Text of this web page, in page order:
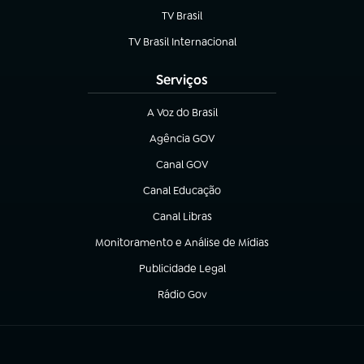
TV Brasil
(abre em nova aba)
TV Brasil Internacional
(abre em nova aba)
Serviços
A Voz do Brasil
(abre em nova aba)
Agência GOV
(abre em nova aba)
Canal GOV
(abre em nova aba)
Canal Educação
(abre em nova aba)
Canal Libras
(abre em nova aba)
Monitoramento e Análise de Mídias
(abre em nova aba)
Publicidade Legal
(abre em nova aba)
Rádio Gov
(abre em nova aba)